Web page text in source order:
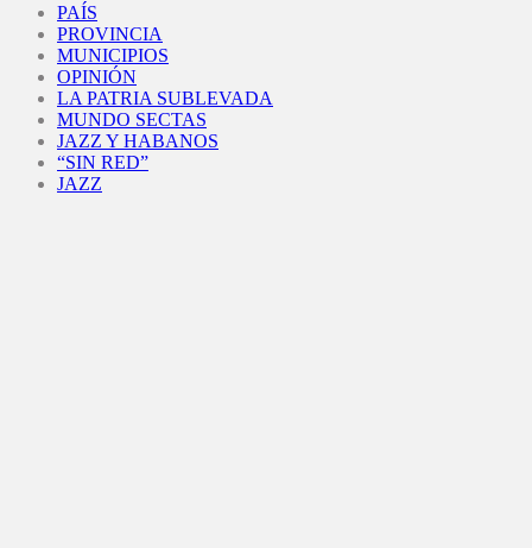
PAÍS
PROVINCIA
MUNICIPIOS
OPINIÓN
LA PATRIA SUBLEVADA
MUNDO SECTAS
JAZZ Y HABANOS
“SIN RED”
JAZZ